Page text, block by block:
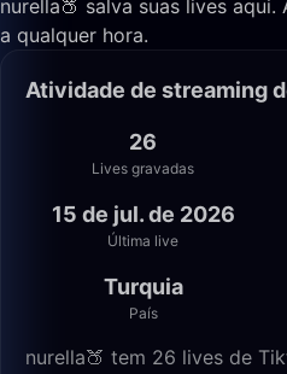
nurella🍑 salva suas lives
a qualquer hora.
Atividade de streaming
26
Lives gravadas
15 de jul. de 2026
Última live
Turquia
País
nurella🍑 tem 26 lives de